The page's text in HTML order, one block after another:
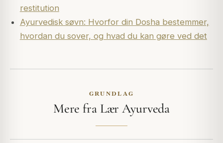
restitution
Ayurvedisk søvn: Hvorfor din Dosha bestemmer,
hvordan du sover, og hvad du kan gøre ved det
GRUNDLAG
Mere fra Lær Ayurveda